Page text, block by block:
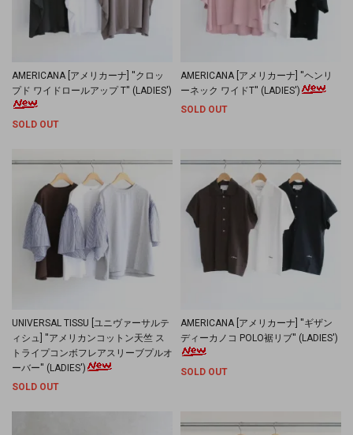
AMERICANA [アメリカーナ] ''クロッ
プド ワイドロールアップ T'' (LADIES')
SOLD OUT
AMERICANA [アメリカーナ] ''ヘンリ
ーネック ワイドT'' (LADIES')
SOLD OUT
UNIVERSAL TISSU [ユニヴァーサルテ
ィシュ] ''アメリカンコットン天竺 ス
トライプコンボフレアスリーブプルオ
ーバー'' (LADIES')
SOLD OUT
AMERICANA [アメリカーナ] ''ギザン
ディーカノコ POLO裾リブ'' (LADIES')
SOLD OUT